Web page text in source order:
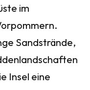
im
Sandstrände,
Insel eine